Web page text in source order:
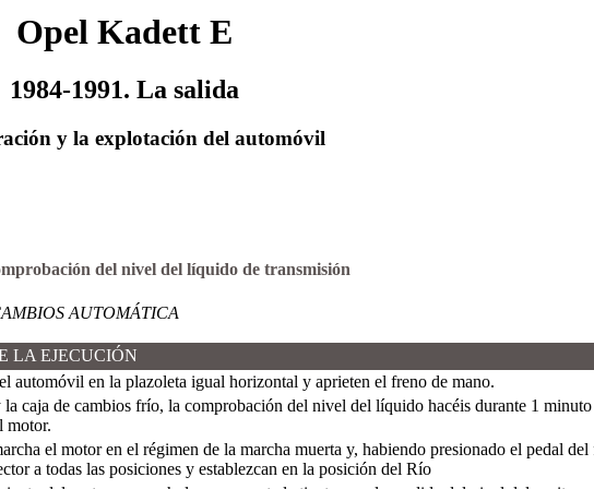
Opel Kadett E
1984-1991. La salida
y la explotación del automóvil
del nivel del líquido de transmisión
AUTOMÁTICA
LA EJECUCIÓN
automóvil en la plazoleta igual horizontal y aprieten el freno de mano.
caja de cambios frío, la comprobación del nivel del líquido hacéis durante 1 minuto
motor.
el motor en el régimen de la marcha muerta y, habiendo presionado el pedal del
a todas las posiciones y establezcan en la posición del Río